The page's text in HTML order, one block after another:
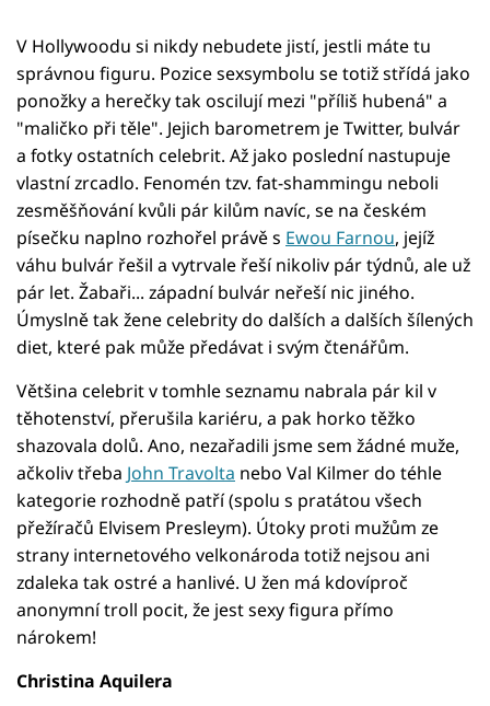
V Hollywoodu si nikdy nebudete jistí, jestli máte tu
správnou figuru. Pozice sexsymbolu se totiž střídá jako
ponožky a herečky tak oscilují mezi "příliš hubená" a
"maličko při těle". Jejich barometrem je Twitter, bulvár
a fotky ostatních celebrit. Až jako poslední nastupuje
vlastní zrcadlo. Fenomén tzv. fat-shammingu neboli
zesměšňování kvůli pár kilům navíc, se na českém
písečku naplno rozhořel právě s Ewou Farnou, jejíž
váhu bulvár řešil a vytrvale řeší nikoliv pár týdnů, ale už
pár let. Žabaři... západní bulvár neřeší nic jiného.
Úmyslně tak žene celebrity do dalších a dalších šílených
diet, které pak může předávat i svým čtenářům.
Většina celebrit v tomhle seznamu nabrala pár kil v
těhotenství, přerušila kariéru, a pak horko těžko
shazovala dolů. Ano, nezařadili jsme sem žádné muže,
ačkoliv třeba John Travolta nebo Val Kilmer do téhle
kategorie rozhodně patří (spolu s pratátou všech
přežíračů Elvisem Presleym). Útoky proti mužům ze
strany internetového velkonároda totiž nejsou ani
zdaleka tak ostré a hanlivé. U žen má kdovíproč
anonymní troll pocit, že jest sexy figura přímo
nárokem!
Christina Aquilera